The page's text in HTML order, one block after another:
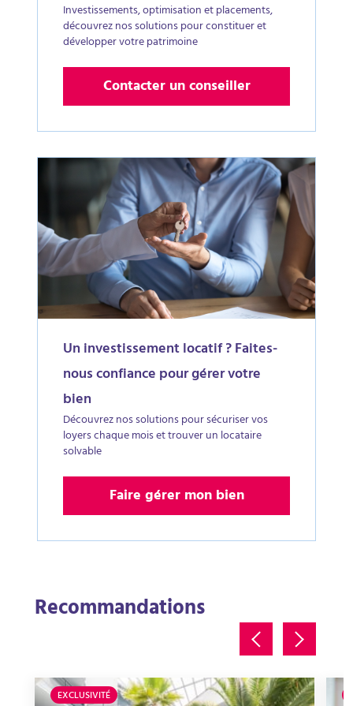
Investissements, optimisation et placements,
découvrez nos solutions pour constituer et
développer votre patrimoine
Contacter un conseiller
Un investissement locatif ? Faites-
nous confiance pour gérer votre
bien
Découvrez nos solutions pour sécuriser vos
loyers chaque mois et trouver un locataire
solvable
Faire gérer mon bien
Recommandations
EXCLUSIVITÉ